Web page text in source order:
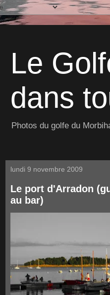
Le
dans
Photos du golfe du
lundi 9 novembre 2009
Le port d'Arradon
au bar)